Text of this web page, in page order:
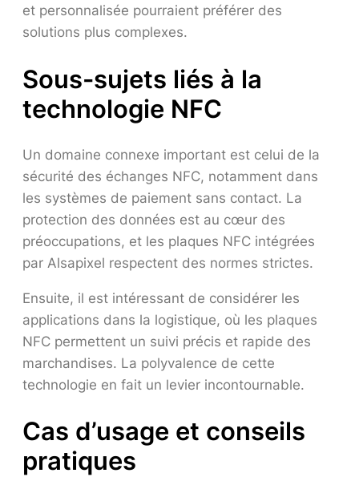
et personnalisée pourraient préférer des
solutions plus complexes.
Sous-sujets liés à la
technologie NFC
Un domaine connexe important est celui de la
sécurité des échanges NFC, notamment dans
les systèmes de paiement sans contact. La
protection des données est au cœur des
préoccupations, et les plaques NFC intégrées
par Alsapixel respectent des normes strictes.
Ensuite, il est intéressant de considérer les
applications dans la logistique, où les plaques
NFC permettent un suivi précis et rapide des
marchandises. La polyvalence de cette
technologie en fait un levier incontournable.
Cas d’usage et conseils
pratiques